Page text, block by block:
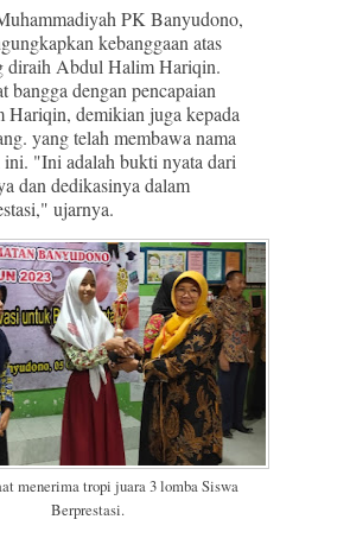
PK Banyudono,
kebanggaan atas
diraih Abdul Halim Hariqin.
bangga dengan pencapaian
demikian juga kepada
yang telah membawa nama
ini. "Ini adalah bukti nyata dari
dan dedikasinya dalam
ujarnya.
menerima tropi juara 3 lomba Siswa
Berprestasi.